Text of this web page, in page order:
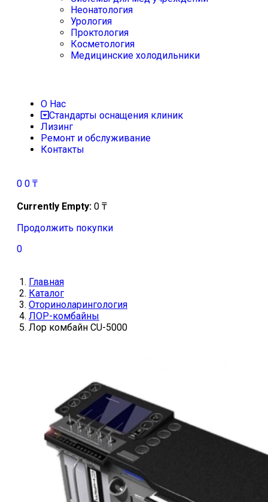
Неонатология
Урология
Проктология
Косметология
Медицинские холодильники
О Нас
Стандарты оснащения клиник
Лизинг
Ремонт и обслуживание
Контакты
0 0 ₸
Currently Empty: 0 ₸
Продолжить покупки
0
Главная
Каталог
Оториноларингология
ЛОР-комбайны
Лор комбайн CU-5000